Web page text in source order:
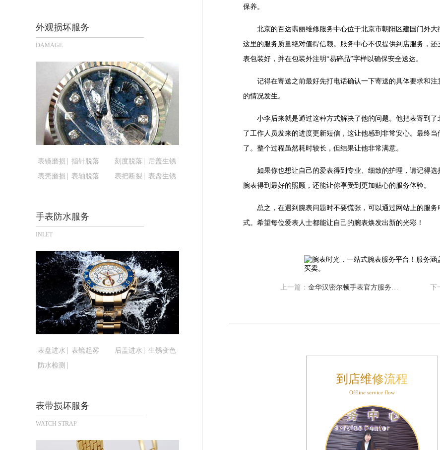
长沙市芙蓉区定王台街道建湘路393号世茂环球金融中心写字楼（芙蓉广场）10层13室（需提前预约）
郑州市二七区铭功路10号华润大厦写字楼29层2905室（需提前预约）
太原市迎泽区解放路15号亨得利名表服务中心（品牌授权店）3层整层（需提前预约）
沈阳市沈河区中街路83号亨得利名表服务中心（品牌授权店）1层整层（需提前预约）
乌鲁木齐市天山区红山路26号时代广场（CCMALL）C座17层17-B（需提前预约）
温州市鹿城区锦绣路1067号置信广场10层1015室（需提前预约）
哈尔滨市道里区友谊西路600号富力中心T2座写字楼29层03室（需提前预约）
大连市中山区人民路15号国际金融大厦7层G室（需提前预约）
佛山市禅城区季华五路57号万科金融中心C座12层1205室（需提前预约）
东莞市东城街道鸿福东路1号民盈国贸中心T1写字楼9层907室（需提前预约）
无锡市梁溪区人民中路139号恒隆广场写字楼1座11层1104室（需提前预约）
南通市崇川区工农路57号圆融广场写字楼16层1603室（需提前预约）
苏州市苏州工业园区星港街199号苏州中心办公楼C座22层08室（需提前预约）
武汉市江汉区解放大道686号世界贸易大厦38层09室（需提前预约）
南宁市青秀区金湖路59号地王大厦12楼1224室（需提前预约）
青岛市南区山东路6号华润大厦B座22层04室（需提前预约）
烟台市芝罘区胜利路139号万达金融中心A座907室（需提前预约）
长春市朝阳区西安大路727号中银大厦A座(旺进大厦)18层09室（需提前预约）
贵阳市南明区都司高架桥路33号亨特国际金融中心14楼14D（需提前预约）
昆明市盘龙区北京路928号同德昆明广场写字楼10层06室（需提前预约）
石家庄市长安区中山东路39号勒泰中心写字楼B座13层07室（需提前预约）
海口市龙华区金贸东路5号海口华润大厦B座17层1707室（需提前预约）
重庆市解放碑渝中区民权路28号英利国际金融中心写字楼20层01室（需提前预约）
黑龙江省大庆市萨尔图区会战大街腕表时光售后服务中心（需提前预约）
外观损坏服务
DAMAGE
表镜磨损 指针脱落 刻度脱落
后盖生锈
表壳磨损
表轴脱落 表把断裂 表盘生锈
手表防水服务
INLET
表盘进水 表镜起雾 后盖进水
生锈变色
防水检测
表带损坏服务
WATCH STRAP
保养。
北京的百达翡丽维修服务中心位于北京市朝阳区建国门外
这里的服务质量绝对值得信赖。服务中心不仅提供到店服务，
表包装好，并在包装外注明“易碎品”字样以确保安全送达。
记得在寄送之前最好先打电话确认一下寄送的具体要求和
的情况发生。
小李后来就是通过这种方式解决了他的问题。他把表寄到
了工作人员发来的进度更新短信，这让他感到非常安心。最终
了。整个过程虽然耗时较长，但结果让他非常满意。
如果你也想让自己的爱表得到专业、细致的护理，请记得
腕表得到最好的照顾，还能让你享受到更加贴心的服务体验。
总之，在遇到腕表问题时不要慌张，可以通过网站上的服
式。希望每位爱表人士都能让自己的腕表焕发出新的光彩！
上一篇： 金华汉密尔顿手表官方服务中心地址电话 下
到店维修流程
Offline service flow